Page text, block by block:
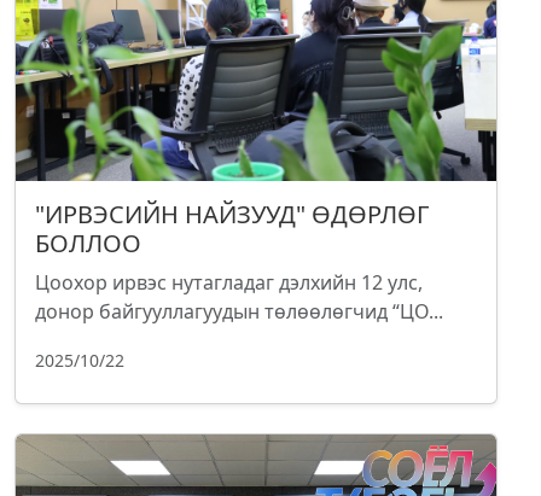
"ИРВЭСИЙН НАЙЗУУД" ӨДӨРЛӨГ
БОЛЛОО
Цоохор ирвэс нутагладаг дэлхийн 12 улс,
донор байгууллагуудын төлөөлөгчид “ЦО...
2025/10/22